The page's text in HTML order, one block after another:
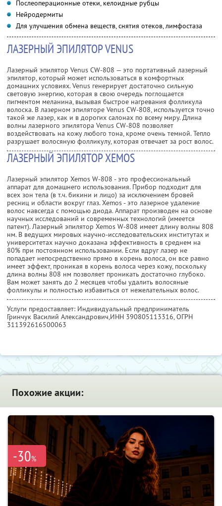
Послеоперационные отеки, келоидные рубцы
Нейродермиты
Для улучшения обмена веществ, снятия отеков, лимфостаза
ЛАЗЕРНЫЙ ЭПИЛЯТОР VENUS
Лазерный эпилятор Venus CW-808 — это портативный лазерный
эпилятор, который может использоваться в комфортных
домашних условиях. Venus генерирует достаточно сильную
световую энергию, которая в свою очередь поглощается
пигментом меланина, вызывая быстрое нагревания фолликула
волоска. В лазерном эпиляторе Venus CW-808, используется точно
такой же лазер, как и в дорогих салонах по всему миру. Длина
волны лазерного эпилятора Venus CW-808 позволяет
воздействовать на кожу любого тона, кроме очень темной. Тепло
разрушает волосяную фолликулу, которая отвечает за рост волос.
ЛАЗЕРНЫЙ ЭПИЛЯТОР XEMOS
Лазерный эпилятор Xemos W-808 - это профессиональный
аппарат для домашнего использования. Прибор подходит для
всех зон тела (в т.ч. бикини и лицо) за исключением бровей
ресниц и области вокруг глаз. Xemos - это лазерное удаление
волос навсегда с помощью диода. Аппарат производен на основе
научных исследований и современных технологий (имеется
патент). Лазерный эпилятор Xemos W-808 имеет длину волны 808
нм. В ведущих мировых научно-исследовательских институтах и
университетах научно доказана эффективность в среднем на
80% при постоянном использовании. Если вдруг лазер не
попадает непосредственно прямо в корень волоса, он все равно
имеет эффект, проникая в корень волоса через кожу, поскольку
длина волны 808 нм позволяет проникать достаточно глубоко.
Вам может занять до 2 месяцев чтобы удалить волосяные
фолликулы и полностью избавиться от нежелательных волос.
Услуги предоставляет: Индивидуальный предприниматель
Гринчук Василий Александрович,ИНН 390805113316, ОГРН
311392616500063
Похожие акции:
-30%